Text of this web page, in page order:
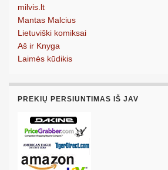
milvis.lt
Mantas Malcius
Lietuviški komiksai
Aš ir Knyga
Laimės kūdikis
PREKIŲ PERSIUNTIMAS IŠ JAV